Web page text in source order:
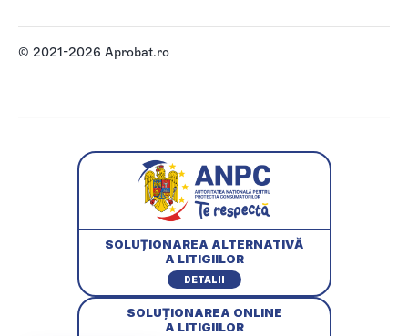
© 2021-2026 Aprobat.ro
SOLUȚIONAREA ALTERNATIVĂ
A LITIGIILOR
DETALII
SOLUȚIONAREA ONLINE
A LITIGIILOR